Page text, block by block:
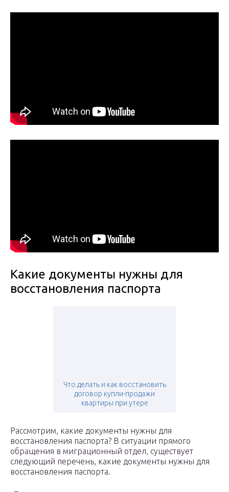
Какие документы нужны для
восстановления паспорта
Что делать и как восстановить
договор купли-продажи
квартиры при утере
Рассмотрим, какие документы нужны для
восстановления паспорта? В ситуации прямого
обращения в миграционный отдел, существует
следующий перечень, какие документы нужны для
восстановления паспорта.